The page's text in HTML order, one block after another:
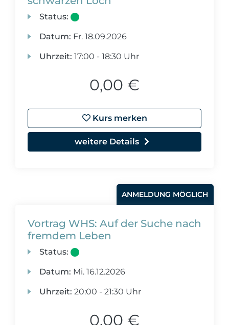
Status:
Datum: Fr. 18.09.2026
Uhrzeit: 17:00 - 18:30 Uhr
0,00 €
Kurs merken
weitere Details
ANMELDUNG MÖGLICH
Vortrag WHS: Auf der Suche nach
fremdem Leben
Status:
Datum: Mi. 16.12.2026
Uhrzeit: 20:00 - 21:30 Uhr
0,00 €